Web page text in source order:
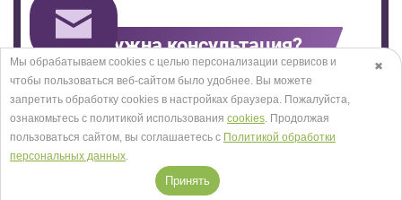
Нужна консультация?
ОТПРАВИТЬ
✖
Мы обрабатываем cookies с целью персонализации сервисов и
чтобы пользоваться веб-сайтом было удобнее. Вы можете
запретить обработку сookies в настройках браузера. Пожалуйста,
ознакомьтесь с политикой использования cookies. Продолжая
пользоваться сайтом, вы соглашаетесь с Политикой обработки
персональных данных.
Принять